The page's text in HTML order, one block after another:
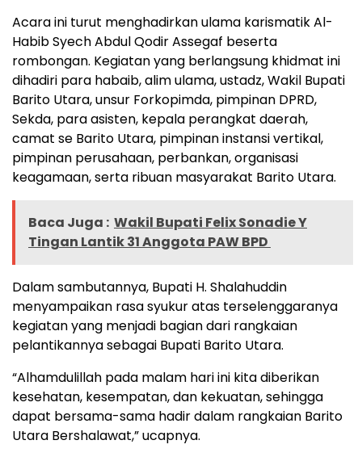
Acara ini turut menghadirkan ulama karismatik Al-
Habib Syech Abdul Qodir Assegaf beserta
rombongan. Kegiatan yang berlangsung khidmat ini
dihadiri para habaib, alim ulama, ustadz, Wakil Bupati
Barito Utara, unsur Forkopimda, pimpinan DPRD,
Sekda, para asisten, kepala perangkat daerah,
camat se Barito Utara, pimpinan instansi vertikal,
pimpinan perusahaan, perbankan, organisasi
keagamaan, serta ribuan masyarakat Barito Utara.
Baca Juga : Wakil Bupati Felix Sonadie Y
Tingan Lantik 31 Anggota PAW BPD
Dalam sambutannya, Bupati H. Shalahuddin
menyampaikan rasa syukur atas terselenggaranya
kegiatan yang menjadi bagian dari rangkaian
pelantikannya sebagai Bupati Barito Utara.
“Alhamdulillah pada malam hari ini kita diberikan
kesehatan, kesempatan, dan kekuatan, sehingga
dapat bersama-sama hadir dalam rangkaian Barito
Utara Bershalawat,” ucapnya.